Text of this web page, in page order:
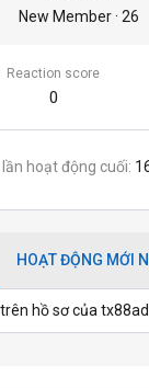
New Member· 26
Reaction score
0
lần hoạt động cuối
HOẠT ĐỘNG MỚI
hồ sơ của